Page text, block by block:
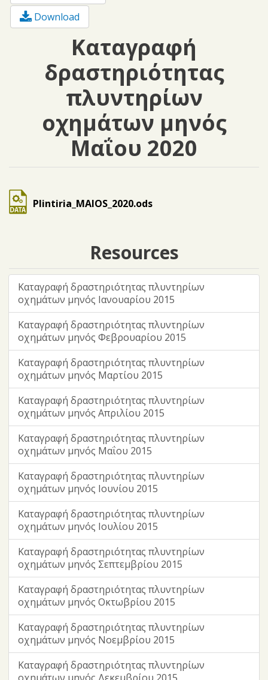
Download
Καταγραφή
δραστηριότητας
πλυντηρίων
οχημάτων μηνός
Μαΐου 2020
Plintiria_MAIOS_2020.ods
Resources
Καταγραφή δραστηριότητας πλυντηρίων
οχημάτων μηνός Ιανουαρίου 2015
Καταγραφή δραστηριότητας πλυντηρίων
οχημάτων μηνός Φεβρουαρίου 2015
Καταγραφή δραστηριότητας πλυντηρίων
οχημάτων μηνός Μαρτίου 2015
Καταγραφή δραστηριότητας πλυντηρίων
οχημάτων μηνός Απριλίου 2015
Καταγραφή δραστηριότητας πλυντηρίων
οχημάτων μηνός Μαΐου 2015
Καταγραφή δραστηριότητας πλυντηρίων
οχημάτων μηνός Ιουνίου 2015
Καταγραφή δραστηριότητας πλυντηρίων
οχημάτων μηνός Ιουλίου 2015
Καταγραφή δραστηριότητας πλυντηρίων
οχημάτων μηνός Σεπτεμβρίου 2015
Καταγραφή δραστηριότητας πλυντηρίων
οχημάτων μηνός Οκτωβρίου 2015
Καταγραφή δραστηριότητας πλυντηρίων
οχημάτων μηνός Νοεμβρίου 2015
Καταγραφή δραστηριότητας πλυντηρίων